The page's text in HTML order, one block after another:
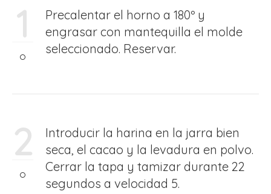
1
Precalentar el horno a 180º y
engrasar con mantequilla el molde
seleccionado. Reservar.
2
Introducir la harina en la jarra bien
seca, el cacao y la levadura en polvo.
Cerrar la tapa y tamizar durante 22
segundos a velocidad 5.